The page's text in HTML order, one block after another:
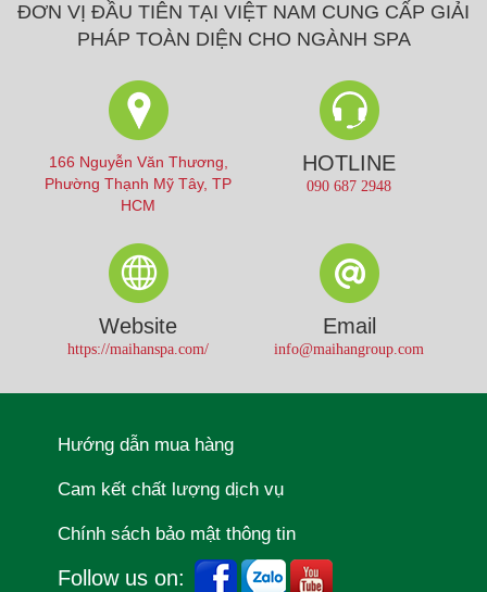
ĐƠN VỊ ĐẦU TIÊN TẠI VIỆT NAM CUNG CẤP GIẢI
PHÁP TOÀN DIỆN CHO NGÀNH SPA
166 Nguyễn Văn Thương,
Phường Thạnh Mỹ Tây, TP
HCM
HOTLINE
090 687 2948
Website
https://maihanspa.com/
Email
info@maihangroup.com
Hướng dẫn mua hàng
Cam kết chất lượng dịch vụ
Chính sách bảo mật thông tin
Follow us on: